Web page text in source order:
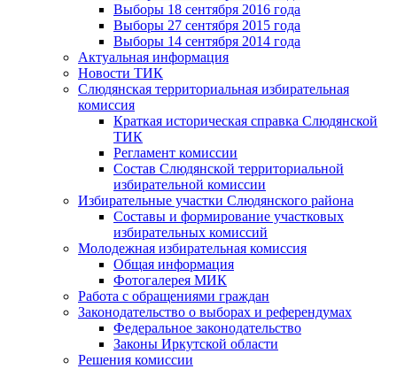
Выборы 18 сентября 2016 года
Выборы 27 сентября 2015 года
Выборы 14 сентября 2014 года
Актуальная информация
Новости ТИК
Слюдянская территориальная избирательная
комиссия
Краткая историческая справка Слюдянской
ТИК
Регламент комиссии
Состав Слюдянской территориальной
избирательной комиссии
Избирательные участки Слюдянского района
Составы и формирование участковых
избирательных комиссий
Молодежная избирательная комиссия
Общая информация
Фотогалерея МИК
Работа с обращениями граждан
Законодательство о выборах и референдумах
Федеральное законодательство
Законы Иркутской области
Решения комиссии